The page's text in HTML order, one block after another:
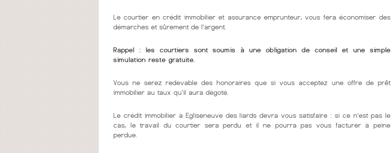
Le courtier en crédit immobilier et assurance emprunteur, vous fera économiser des
démarches et sûrement de l’argent.
Rappel : les courtiers sont soumis à une obligation de conseil et une simple
simulation reste gratuite.
Vous ne serez redevable des honoraires que si vous acceptez une offre de prêt
immobilier au taux qu'il aura dégoté.
Le crédit immobilier à Egliseneuve des liards devra vous satisfaire : si ce n’est pas le
cas, le travail du courtier sera perdu et il ne pourra pas vous facturer à peine
perdue.